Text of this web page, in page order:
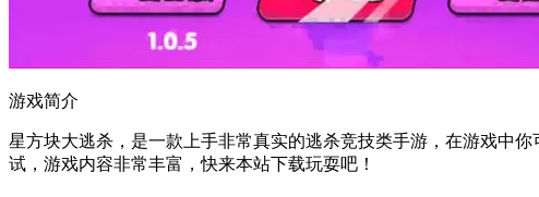
游戏简介
星方块大逃杀，是一款上手非常真实的逃杀竞技类手游，在游戏中
试，游戏内容非常丰富，快来本站下载玩耍吧！